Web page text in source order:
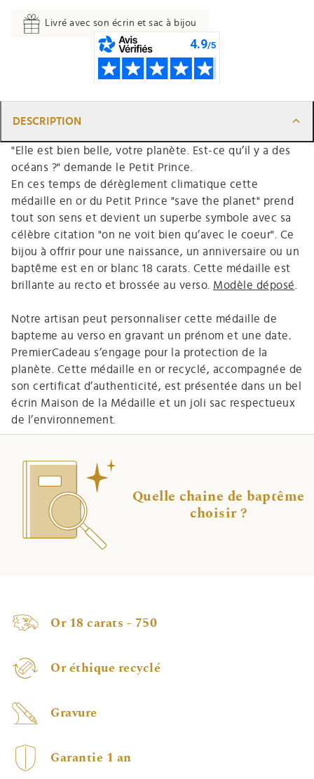
Livré avec son écrin et sac à bijou
DESCRIPTION
"Elle est bien belle, votre planète. Est-ce qu’il y a des
océans ?" demande le Petit Prince.
En ces temps de dérèglement climatique cette
médaille en or du Petit Prince "save the planet" prend
tout son sens et devient un superbe symbole avec sa
célèbre citation "on ne voit bien qu’avec le coeur". Ce
bijou à offrir pour une naissance, un anniversaire ou un
baptême est en or blanc 18 carats. Cette médaille est
brillante au recto et brossée au verso. Modèle déposé
Notre artisan peut personnaliser cette médaille de
bapteme au verso en gravant un prénom et une date.
PremierCadeau s’engage pour la protection de la
planète. Cette médaille en or recyclé, accompagnée de
son certificat d’authenticité, est présentée dans un bel
écrin Maison de la Médaille et un joli sac respectueux
de l’environnement.
Quelle chaine de baptême
choisir ?
Or 18 carats - 750
Or éthique recyclé
Gravure
Garantie 1 an